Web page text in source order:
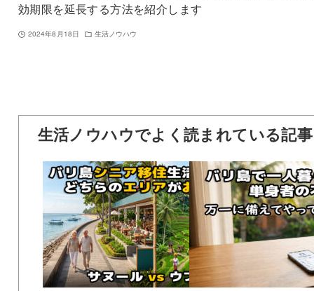
効期限を延長する方法を紹介します
2024年8月18日 生活ノウハウ
生活ノウハウでよく読まれている記事